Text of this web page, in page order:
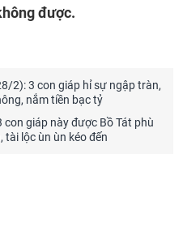
được.
2): 3 con giáp hỉ sự ngập tràn,
nắm tiền bạc tỷ
giáp này được Bồ Tát phù
tài lộc ùn ùn kéo đến